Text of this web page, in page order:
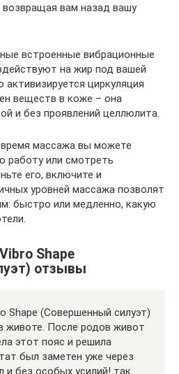
вам назад вашу
встроенные вибрационные
на жир под вашей
активизируется циркуляция
веществ в коже – она
и без проявлений целлюлита.
массажа вы можете
работу или смотреть
его, включите и
уровней массажа позволят
быстро или медленно, какую
Shape
отзывы
Shape (Совершенный силуэт)
животе. После родов живот
этот пояс и решила
был заметен уже через
без особых усилий! так